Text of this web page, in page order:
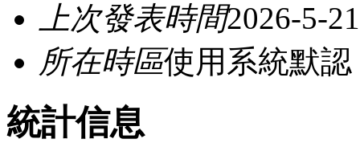
上次發表時間2026-5-
所在時區使用系統默認
統計信息